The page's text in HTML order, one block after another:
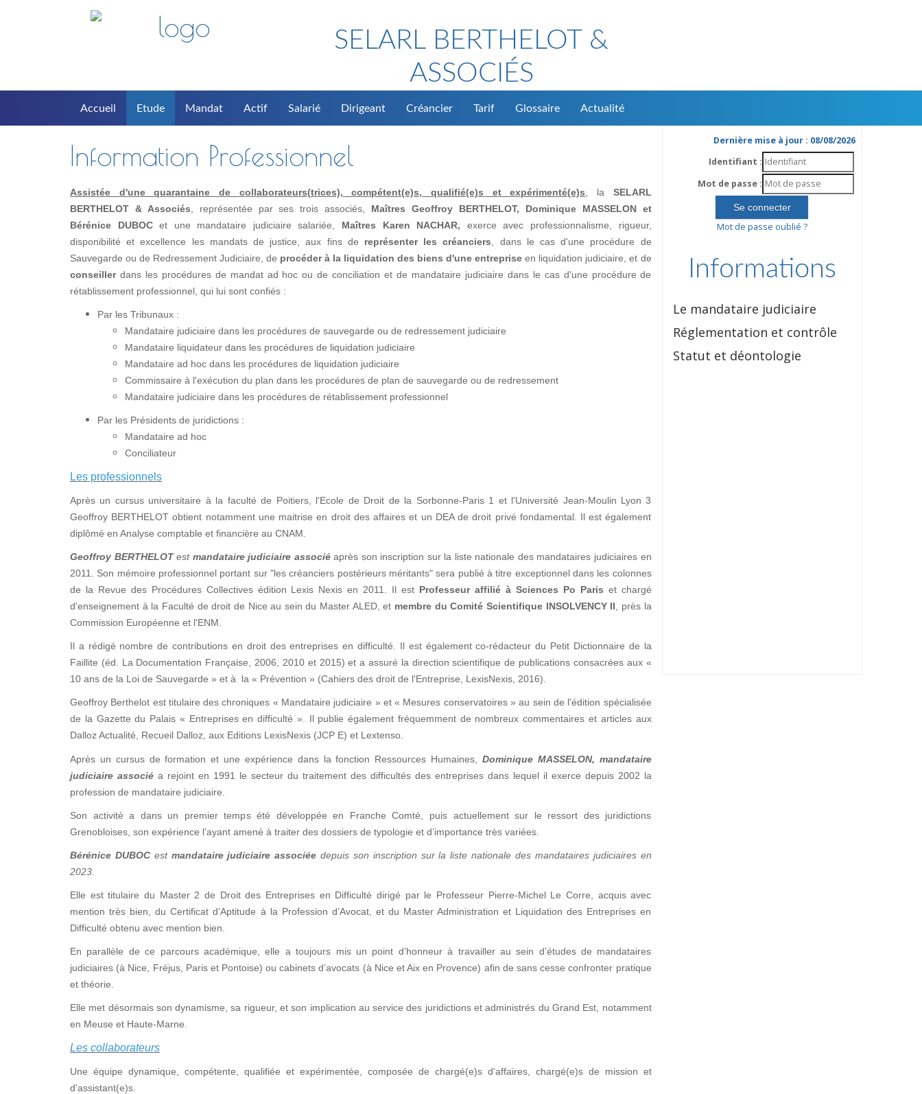
SELARL BERTHELOT &
ASSOCIÉS
Accueil Etude Mandat Actif Salarié Dirigeant Créancier Tarif Glossaire Actualité
Information Professionnel
Assistée d'une quarantaine de collaborateurs(trices), compétent(e)s, qualifié(e)s et expérimenté(e)s , la SELARL
BERTHELOT & Associés , représentée par ses trois associés, Maîtres Geoffroy BERTHELOT, Dominique MASSELON et
Bérénice DUBOCet une mandataire judiciaire salariée, Maîtres Karen NACHAR, exerce avec professionnalisme, rigueur,
disponibilité et excellence les mandats de justice, aux fins de représenter les créanciers , dans le cas d'une procédure de
Sauvegarde ou de Redressement Judiciaire, de procéder à la liquidation des biens d'une entreprise en liquidation judiciaire, et de
conseillerdans les procédures de mandat ad hoc ou de conciliation et de mandataire judiciaire dans le cas d'une procédure de
rétablissement professionnel, qui lui sont confiés :
Par les Tribunaux :
Mandataire judiciaire dans les procédures de sauvegarde ou de redressement judiciaire
Mandataire liquidateur dans les procédures de liquidation judiciaire
Mandataire ad hoc dans les procédures de liquidation judiciaire
Commissaire à l'exécution du plan dans les procédures de plan de sauvegarde ou de redressement
Mandataire judiciaire dans les procédures de rétablissement professionnel
Par les Présidents de juridictions :
Mandataire ad hoc
Conciliateur
Les professionnels
Après un cursus universitaire à la faculté de Poitiers, l'Ecole de Droit de la Sorbonne-Paris 1 et l'Université Jean-Moulin Lyon 3
Geoffroy BERTHELOT obtient notamment une maitrise en droit des affaires et un DEA de droit privé fondamental. Il est également
diplômé en Analyse comptable et financière au CNAM.
Geoffroy BERTHELOTest mandataire judiciaire associéaprès son inscription sur la liste nationale des mandataires judiciaires en
2011. Son mémoire professionnel portant sur "les créanciers postérieurs méritants" sera publié à titre exceptionnel dans les colonnes
de la Revue des Procédures Collectives édition Lexis Nexis en 2011. Il est Professeur affilié à Sciences Po Paris et chargé
d'enseignement à la Faculté de droit de Nice au sein du Master ALED, et membre du Comité Scientifique INSOLVENCY II , près la
Commission Européenne et l'ENM.
Il a rédigé nombre de contributions en droit des entreprises en difficulté. Il est également co-rédacteur du Petit Dictionnaire de la
Faillite (éd. La Documentation Française, 2006, 2010 et 2015) et a assuré la direction scientifique de publications consacrées aux «
10 ans de la Loi de Sauvegarde » et à la « Prévention » (Cahiers des droit de l'Entreprise, LexisNexis, 2016).
Geoffroy Berthelot est titulaire des chroniques « Mandataire judiciaire » et « Mesures conservatoires » au sein de l'édition spécialisée
de la Gazette du Palais « Entreprises en difficulté ». Il publie également fréquemment de nombreux commentaires et articles aux
Dalloz Actualité, Recueil Dalloz, aux Editions LexisNexis (JCP E) et Lextenso.
Après un cursus de formation et une expérience dans la fonction Ressources Humaines, Dominique MASSELON, mandataire
judiciaire associéa rejoint en 1991 le secteur du traitement des difficultés des entreprises dans lequel il exerce depuis 2002 la
profession de mandataire judiciaire.
Son activité a dans un premier temps été développée en Franche Comté, puis actuellement sur le ressort des juridictions
Grenobloises, son expérience l’ayant amené à traiter des dossiers de typologie et d’importance très variées.
Bérénice DUBOCest mandataire judiciaire associée depuis son inscription sur la liste nationale des mandataires judiciaires en
2023.
Elle est titulaire du Master 2 de Droit des Entreprises en Difficulté dirigé par le Professeur Pierre-Michel Le Corre, acquis avec
mention très bien, du Certificat d’Aptitude à la Profession d’Avocat, et du Master Administration et Liquidation des Entreprises en
Difficulté obtenu avec mention bien.
En parallèle de ce parcours académique, elle a toujours mis un point d’honneur à travailler au sein d’études de mandataires
judiciaires (à Nice, Fréjus, Paris et Pontoise) ou cabinets d’avocats (à Nice et Aix en Provence) afin de sans cesse confronter pratique
et théorie.
Elle met désormais son dynamisme, sa rigueur, et son implication au service des juridictions et administrés du Grand Est, notamment
en Meuse et Haute-Marne.
Les collaborateurs
Une équipe dynamique, compétente, qualifiée et expérimentée, composée de chargé(e)s d'affaires, chargé(e)s de mission et
d'assistant(e)s.
Dernière mise à jour : 08/08/2026
Identifiant :
Mot de passe :
Mot de passe oublié ?
Informations
Le mandataire judiciaire
Réglementation et contrôle
Statut et déontologie